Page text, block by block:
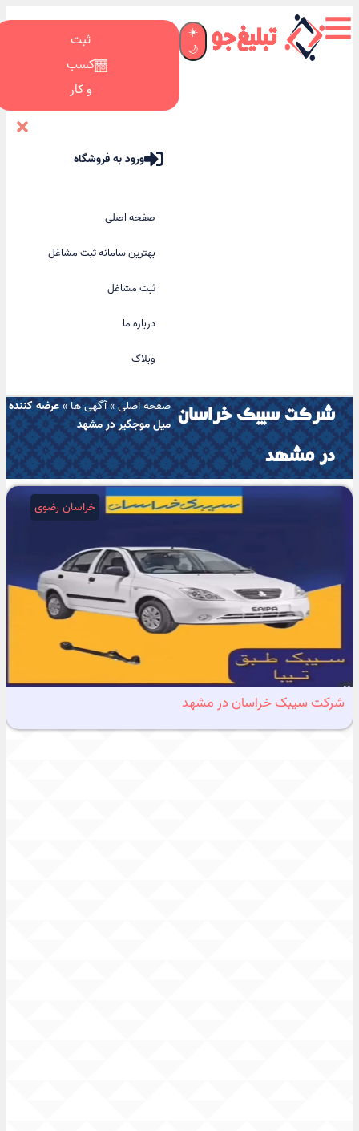
☀️
🌙
ثبت
کسب
و کار
ورود به فروشگاه
صفحه اصلی
بهترین سامانه ثبت مشاغل
ثبت مشاغل
درباره ما
وبلاگ
شرکت سیبک خراسان
در مشهد
صفحه اصلی»آگهی ها»عرضه کننده
میل موجگیر در مشهد
خراسان رضوی
شرکت سیبک خراسان در مشهد